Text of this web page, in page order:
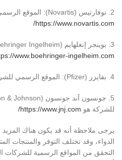
2. نوفارتيس (Novartis): الموقع الرسمي للشركة هو
https://www.novartis.com/
3. بوينجر إنغلهايم (Boehringer Ingelheim): الموقع الرسمي للشركة هو
www.boehringer-ingelheim.com/
4. بفايزر (Pfizer): الموقع الرسمي للشركة هو
للشركة هو https://www.jnj.com/
يرجى ملاحظة أنه قد يكون هناك
الدواء، وقد تختلف التوفر والمنتجات
التحقق من المواقع الرسمية للشركات